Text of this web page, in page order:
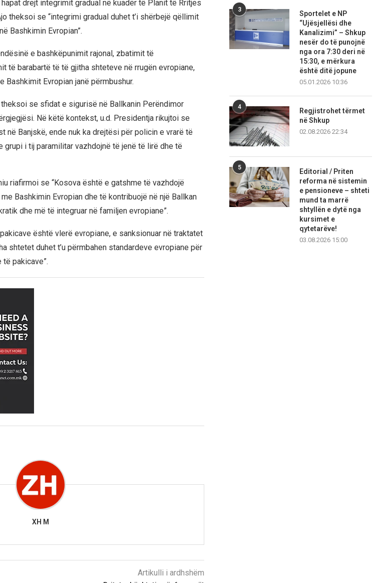
drejt integrimit gradual në kuadër të Planit të Rritjes
theksoi se “integrimi gradual duhet t’i shërbejë qëllimit
Bashkimin Evropian”.
e bashkëpunimit rajonal, zbatimit të
të barabartë të të gjitha shteteve në rrugën evropiane,
Evropian janë përmbushur.
se sfidat e sigurisë në Ballkanin Perëndimor
Në këtë kontekst, u.d. Presidentja rikujtoi se
në Banjskë, ende nuk ka drejtësi për policin e vrarë të
i tij paramilitar vazhdojnë të jenë të lirë dhe të
riafirmoi se “Kosova është e gatshme të vazhdojë
Bashkimin Evropian dhe të kontribuojë në një Ballkan
dhe më të integruar në familjen evropiane”.
është vlerë evropiane, e sanksionuar në traktatet
shtetet duhet t’u përmbahen standardeve evropiane për
pakicave”.
XH M
Artikulli i ardhshëm
3
Sportelet e NP
“Ujësjellësi dhe
Kanalizimi” – Shkup
nesër do të punojnë
nga ora 7:30 deri në
15:30, e mërkura
është ditë jopune
05.01.2026 10:36
4
Regjistrohet tërmet
në Shkup
02.08.2026 22:34
5
Editorial / Priten
reforma në sistemin
e pensioneve – shteti
mund ta marrë
shtyllën e dytë nga
kursimet e
qytetarëve!
03.08.2026 15:00